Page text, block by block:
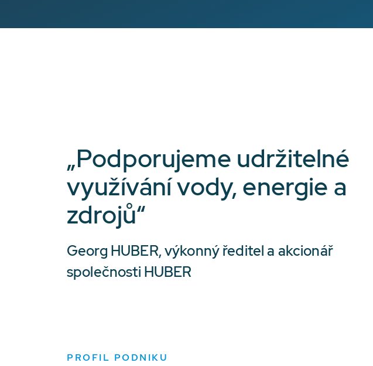
„Podporujeme udržitelné
využívání vody, energie a
zdrojů“
Georg HUBER, výkonný ředitel a akcionář
společnosti HUBER
PROFIL PODNIKU